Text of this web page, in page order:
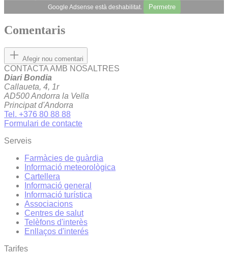
Google Adsense està deshabilitat. Permetre
Comentaris
Afegir nou comentari
CONTACTA AMB NOSALTRES
Diari Bondia
Callaueta, 4, 1r
AD500 Andorra la Vella
Principat d'Andorra
Tel. +376 80 88 88
Formulari de contacte
Serveis
Farmàcies de guàrdia
Informació meteorològica
Cartellera
Informació general
Informació turística
Associacions
Centres de salut
Telèfons d'interès
Enllaços d'interés
Tarifes